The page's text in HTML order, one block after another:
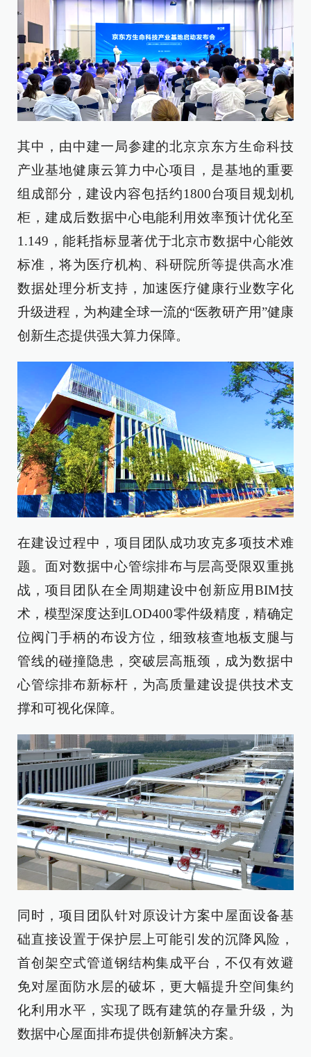
其中，由中建一局参建的北京京东方生命科技
产业基地健康云算力中心项目，是基地的重要
组成部分，建设内容包括约1800台项目规划机
柜，建成后数据中心电能利用效率预计优化至
1.149，能耗指标显著优于北京市数据中心能效
标准，将为医疗机构、科研院所等提供高水准
数据处理分析支持，加速医疗健康行业数字化
升级进程，为构建全球一流的“医教研产用”健康
创新生态提供强大算力保障。
在建设过程中，项目团队成功攻克多项技术难
题。面对数据中心管综排布与层高受限双重挑
战，项目团队在全周期建设中创新应用BIM技
术，模型深度达到LOD400零件级精度，精确定
位阀门手柄的布设方位，细致核查地板支腿与
管线的碰撞隐患，突破层高瓶颈，成为数据中
心管综排布新标杆，为高质量建设提供技术支
撑和可视化保障。
同时，项目团队针对原设计方案中屋面设备基
础直接设置于保护层上可能引发的沉降风险，
首创架空式管道钢结构集成平台，不仅有效避
免对屋面防水层的破坏，更大幅提升空间集约
化利用水平，实现了既有建筑的存量升级，为
数据中心屋面排布提供创新解决方案。